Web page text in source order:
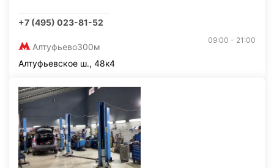
+7 (495) 023-81-52
Алтуфьево300м
09:00 - 21:00
Алтуфьевское ш., 48к4